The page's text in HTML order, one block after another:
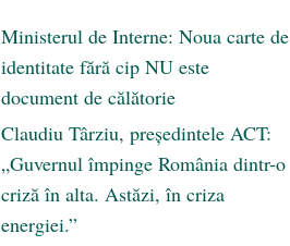
Ministerul de Interne: Noua carte de
identitate fără cip NU este
document de călătorie
Claudiu Târziu, președintele ACT:
„Guvernul împinge România dintr-o
criză în alta. Astăzi, în criza
energiei.”